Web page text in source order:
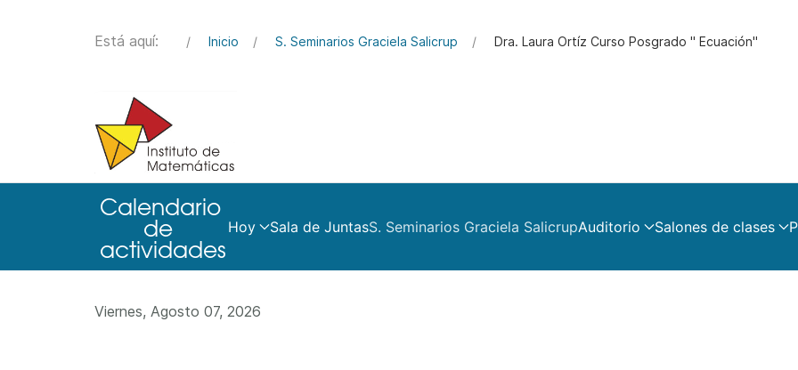
Está aquí: Inicio S. Seminarios Graciela Salicrup Dra. Laura Ortíz Curso Posgrado " Ecuación"
Hoy Sala de JuntasS. Seminarios Graciela SalicrupAuditorio Salones de clases
Viernes, Agosto 07, 2026